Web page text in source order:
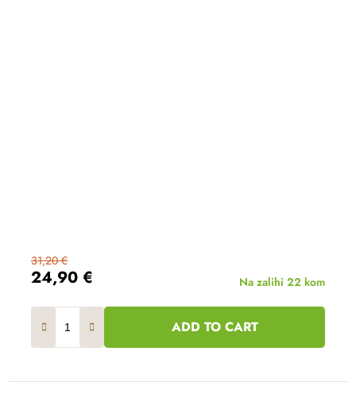
24,90 €
31,20 €
Na zalihi 22 kom
ADD TO CART